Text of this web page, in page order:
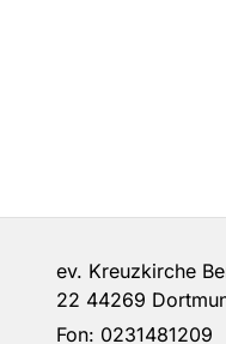
ev. Kreuzkirche
22 44269
Fon: 0231481209